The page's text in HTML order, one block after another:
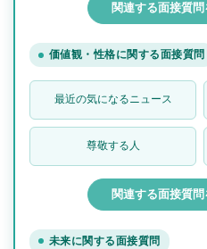
関連する面接質
価値観・性格に関する面接質問
最近の気になるニュース
尊敬する人
関連する面接質
未来に関する面接質問